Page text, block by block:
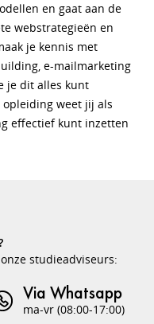
en gaat aan de
webstrategieën en
je kennis met
e-mailmarketing
je dit alles kunt
weet jij als
effectief kunt inzetten
studieadviseurs:
Via Whatsapp
ma-vr (08:00-17:00)